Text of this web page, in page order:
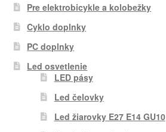
Pre elektrobicykle a kolobežky
Cyklo doplnky
PC doplnky
Led osvetlenie
LED pásy
Led čelovky
Led žiarovky E27 E14 GU10